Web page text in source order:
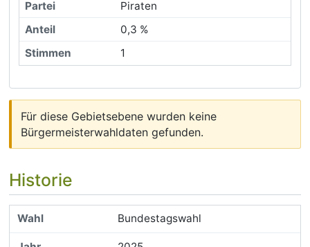
Piraten
0,3 %
1
Für diese Gebietsebene wurden keine
Bürgermeisterwahldaten gefunden.
Historie
Bundestagswahl